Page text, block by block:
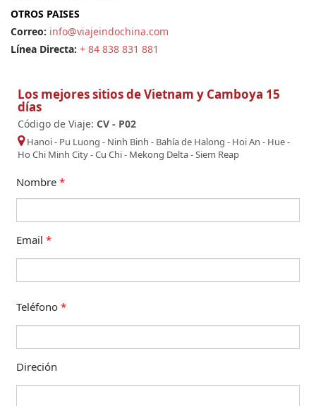
OTROS PAISES
Correo: info@viajeindochina.com
Línea Directa: + 84 838 831 881
Los mejores sitios de Vietnam y Camboya 15
días
Código de Viaje: CV - P02
Hanoi- Pu Luong - Ninh Binh - Bahía de Halong - Hoi An - Hue-
Ho Chi Minh City-Cu Chi- Mekong Delta-Siem Reap
Nombre *
Email *
Teléfono *
Direción